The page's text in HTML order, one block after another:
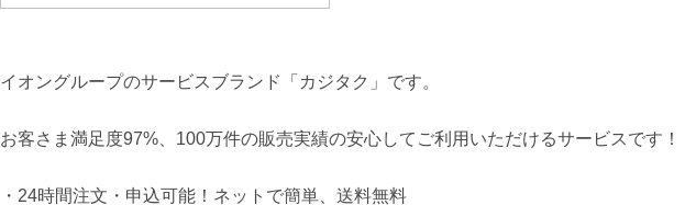
イオングループのサービスブランド「カジタク」です。
お客さま満足度97%、100万件の販売実績の安心してご利用いただけるサービスです！
・24時間注文・申込可能！ネットで簡単、送料無料